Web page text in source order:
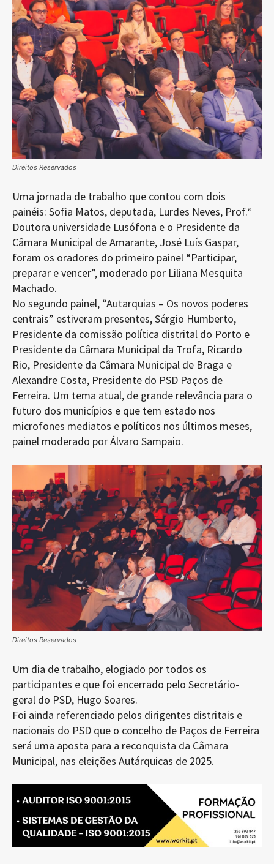
Direitos Reservados
Uma jornada de trabalho que contou com dois
painéis: Sofia Matos, deputada, Lurdes Neves, Prof.ª
Doutora universidade Lusófona e o Presidente da
Câmara Municipal de Amarante, José Luís Gaspar,
foram os oradores do primeiro painel “Participar,
preparar e vencer”, moderado por Liliana Mesquita
Machado.
No segundo painel, “Autarquias – Os novos poderes
centrais” estiveram presentes, Sérgio Humberto,
Presidente da comissão política distrital do Porto e
Presidente da Câmara Municipal da Trofa, Ricardo
Rio, Presidente da Câmara Municipal de Braga e
Alexandre Costa, Presidente do PSD Paços de
Ferreira. Um tema atual, de grande relevância para o
futuro dos municípios e que tem estado nos
microfones mediatos e políticos nos últimos meses,
painel moderado por Álvaro Sampaio.
Direitos Reservados
Um dia de trabalho, elogiado por todos os
participantes e que foi encerrado pelo Secretário-
geral do PSD, Hugo Soares.
Foi ainda referenciado pelos dirigentes distritais e
nacionais do PSD que o concelho de Paços de Ferreira
será uma aposta para a reconquista da Câmara
Municipal, nas eleições Autárquicas de 2025.